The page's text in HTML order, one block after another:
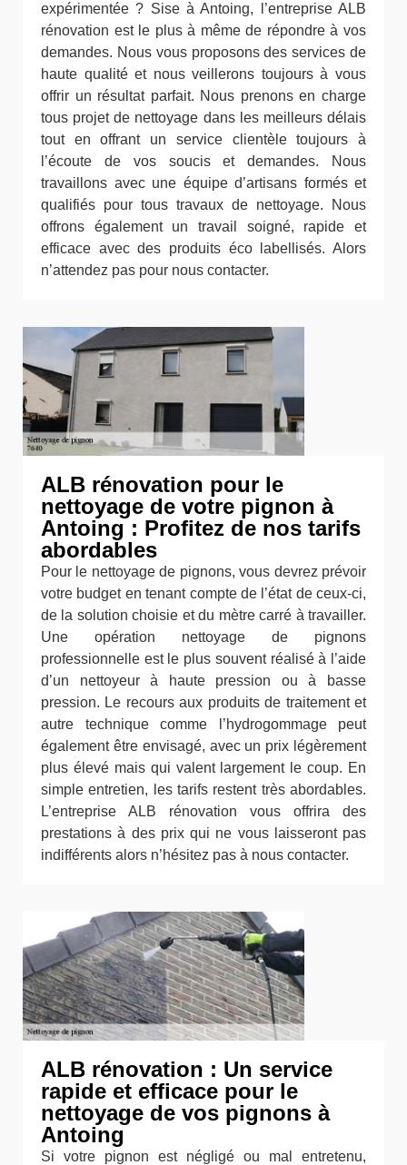
expérimentée ? Sise à Antoing, l’entreprise ALB
rénovation est le plus à même de répondre à vos
demandes. Nous vous proposons des services de
haute qualité et nous veillerons toujours à vous
offrir un résultat parfait. Nous prenons en charge
tous projet de nettoyage dans les meilleurs délais
tout en offrant un service clientèle toujours à
l’écoute de vos soucis et demandes. Nous
travaillons avec une équipe d’artisans formés et
qualifiés pour tous travaux de nettoyage. Nous
offrons également un travail soigné, rapide et
efficace avec des produits éco labellisés. Alors
n’attendez pas pour nous contacter.
ALB rénovation pour le
nettoyage de votre pignon à
Antoing : Profitez de nos tarifs
abordables
Pour le nettoyage de pignons, vous devrez prévoir
votre budget en tenant compte de l’état de ceux-ci,
de la solution choisie et du mètre carré à travailler.
Une opération nettoyage de pignons
professionnelle est le plus souvent réalisé à l’aide
d’un nettoyeur à haute pression ou à basse
pression. Le recours aux produits de traitement et
autre technique comme l’hydrogommage peut
également être envisagé, avec un prix légèrement
plus élevé mais qui valent largement le coup. En
simple entretien, les tarifs restent très abordables.
L’entreprise ALB rénovation vous offrira des
prestations à des prix qui ne vous laisseront pas
indifférents alors n’hésitez pas à nous contacter.
ALB rénovation : Un service
rapide et efficace pour le
nettoyage de vos pignons à
Antoing
Si votre pignon est négligé ou mal entretenu,